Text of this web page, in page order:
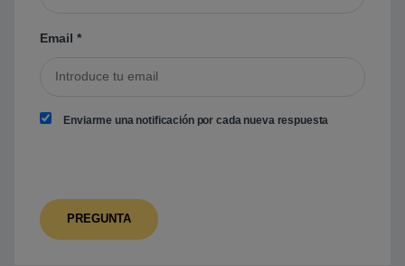
Email *
Enviarme una notificación por cada nueva respuesta